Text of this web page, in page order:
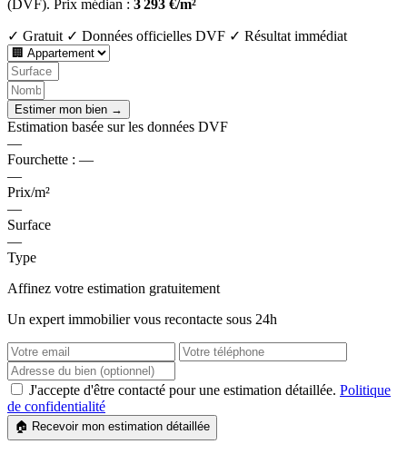
(DVF). Prix médian : 3 293 €/m²
✓ Gratuit ✓ Données officielles DVF ✓ Résultat immédiat
Estimer mon bien →
Estimation basée sur les données DVF
—
Fourchette : —
—
Prix/m²
—
Surface
—
Type
Affinez votre estimation gratuitement
Un expert immobilier vous recontacte sous 24h
J'accepte d'être contacté pour une estimation détaillée. Politique
de confidentialité
🏠 Recevoir mon estimation détaillée